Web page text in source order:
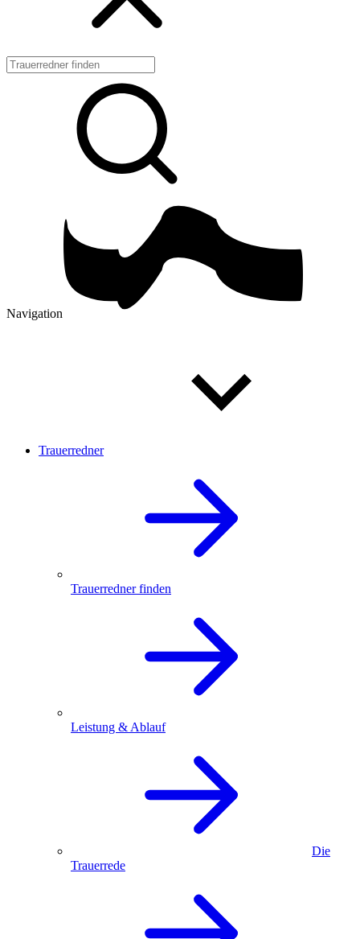
Navigation
Trauerredner
Trauerredner finden
Leistung & Ablauf
Die
Trauerrede